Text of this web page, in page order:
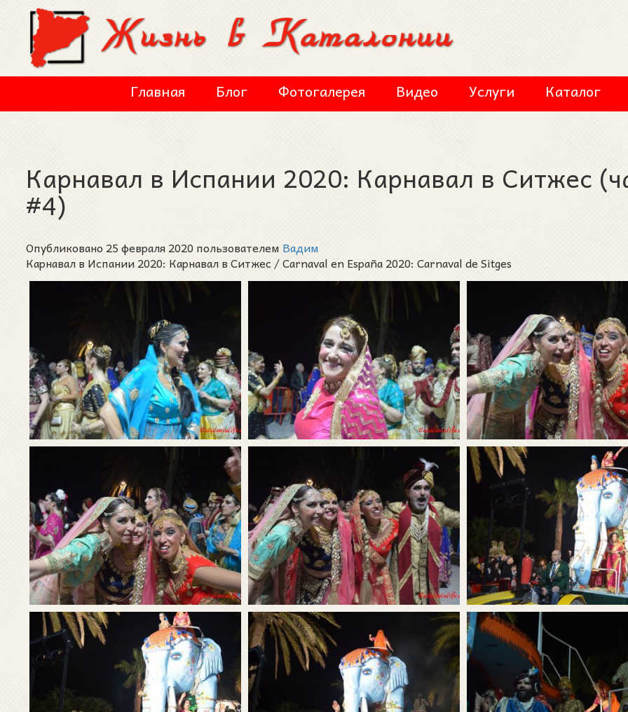
Перейти к основному содержанию
Главная Блог Фотогалерея Видео Услуги Каталог
Карнавал в Испании 2020: Карнавал в Ситжес
#4)
Опубликовано 25 февраля 2020 пользователем Вадим
Карнавал в Испании 2020: Карнавал в Ситжес / Carnaval en España 2020: Carnaval de Sitges